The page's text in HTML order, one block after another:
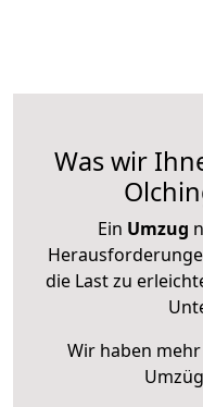
Was wir
Ein Umzug
die Last zu
Wir haben